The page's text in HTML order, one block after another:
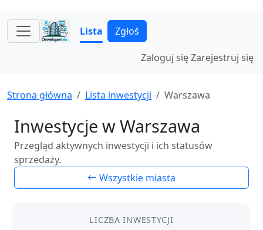
Lista Zgłoś
Zaloguj sięZarejestruj się
Strona główna Lista inwestycji Warszawa
Inwestycje w Warszawa
Przegląd aktywnych inwestycji i ich statusów
sprzedaży.
Wszystkie miasta
LICZBA INWESTYCJI